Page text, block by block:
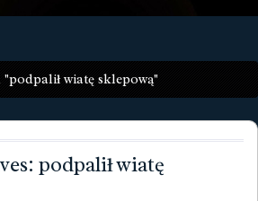
"podpalił wiatę sklepową"
podpalił wiatę